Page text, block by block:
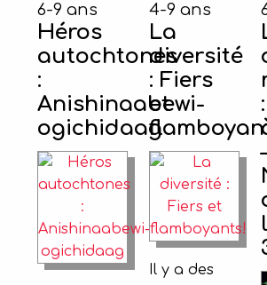
6-9 ans
Héros
autochtones
:
Anishinaabewi-
ogichidaag
4-9 ans
La
diversité
: Fiers
et
Il y a des